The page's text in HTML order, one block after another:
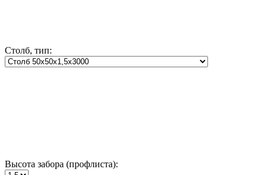
Столб, тип:
Высота забора (профлиста):